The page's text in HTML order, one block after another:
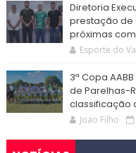
Diretoria
prestação de
próximas
Esporte do
3ª Copa
de Parelhas-
classificação
Joao Filho